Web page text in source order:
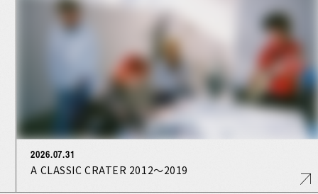
2026.07.31
A CLASSIC CRATER 2012〜2019